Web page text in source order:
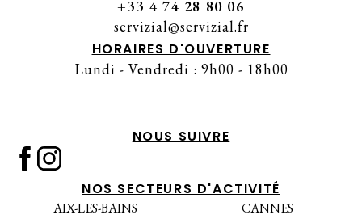
+33 4 74 28 80 06
servizial@servizial.fr
HORAIRES D'OUVERTURE
Lundi - Vendredi : 9h00 - 18h00
NOUS SUIVRE
NOS SECTEURS D'ACTIVITÉ
AIX-LES-BAINS CANNES